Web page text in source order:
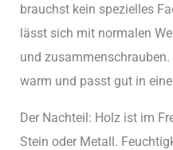
brauchst kein spezielles
lässt sich mit normalen
und
warm und passt gut in
Der Nachteil: Holz ist im
Stein oder Metall.